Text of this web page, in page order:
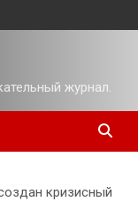
журнал.
кризисный